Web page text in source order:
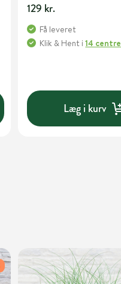
129 kr.
Få leveret
Klik & Hent i14 centre
Læg i kurv